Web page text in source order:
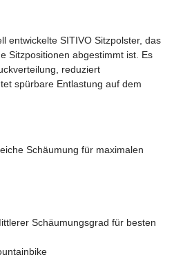
entwickelte SITIVO Sitzpolster, das
Sitzpositionen abgestimmt ist. Es
reduziert
spürbare Entlastung auf dem
Schäumung für maximalen
Schäumungsgrad für besten